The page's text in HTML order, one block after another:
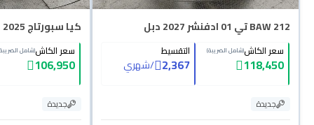
BAW 212 تي 01 ادفنشر 2027 دبل
سعر الكاش(شامل الضريبة)
118,450
التقسيط
2,367
/شهري
جديدة
كيا سبورتاج L - GLS TOP 2025
سعر الكاش(شامل
106,950
جديدة